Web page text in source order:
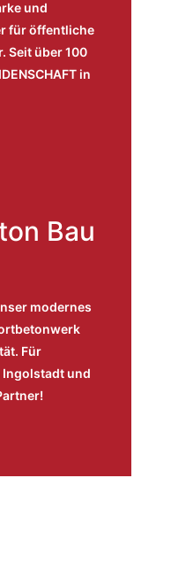
und
für öffentliche
Seit über 100
in
Bau
modernes
Für
Ingolstadt und